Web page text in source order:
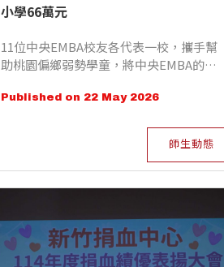
小學66萬元
11位中央EMBA校友各代表一校，攜手幫
助桃園偏鄉弱勢學童，將中央EMBA的溫
Published on 22 May 2026
師生動態